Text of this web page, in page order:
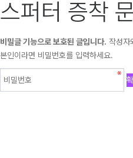
스퍼터 증착
비밀글 기능으로 보호된 글입니다. 작성자
본인이라면 비밀번호를 입력하세요.